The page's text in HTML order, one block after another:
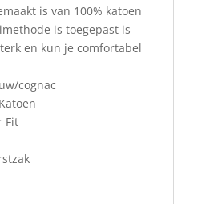
is van 100% katoen
is toegepast is
en kun je comfortabel
cognac
Fit